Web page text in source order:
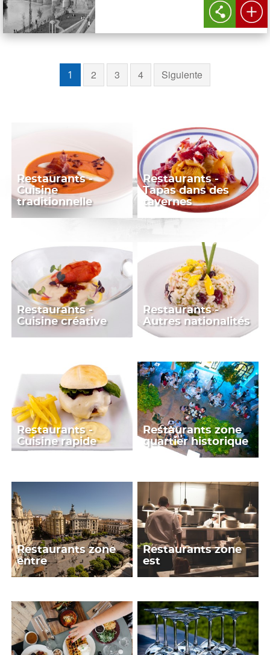
1 2 3 4 Siguiente
Restaurants -
Cuisine
traditionnelle
Restaurants -
Tapas dans des
tavernes
Restaurants -
Cuisine créative
Restaurants -
Autres nationalités
Restaurants -
Cuisine rapide
Restaurants zone
quartier historique
Restaurants zone
entre
Restaurants zone
est